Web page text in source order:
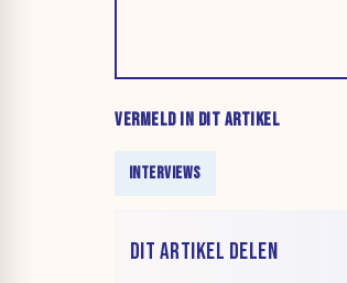
VERMELD IN DIT ARTIKEL
INTERVIEWS
DIT ARTIKEL DELEN